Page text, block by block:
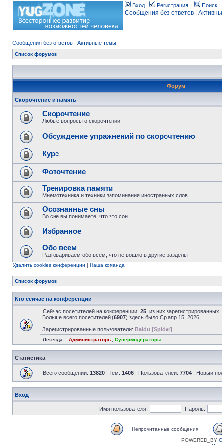
Вход Регистрация Поиск
Сообщения без ответов
Сообщения без ответов | Активные темы
Список форумов
Форум
Скорочтение и память
Скорочтение
Любые вопросы о скорочтении
Обсуждение упражнений по скорочтению
Курс
Фоточтение
Тренировка памяти
Мнемотехника и техники запоминания иностранных слов
Осознанные сны
Во сне вы понимаете, что это сон...
Избранное
Обо всем
Разговариваем обо всем, что не вошло в другие разделы
Удалить cookies конференции | Наша команда
Список форумов
Кто сейчас на конференции
Сейчас посетителей на конференции: 25 , из них
Больше всего посетителей (6907) здесь было Ср апр 15, 2026
Зарегистрированные пользователи: Baidu [Spider]
Легенда :: Администраторы Супермодераторы
Статистика
Всего сообщений: 13820 | Тем: 1406 | Пользователей: 7704 | Новый
Вход
Имя пользователя: Пароль:
Непрочитанные сообщения
POWERED_BY